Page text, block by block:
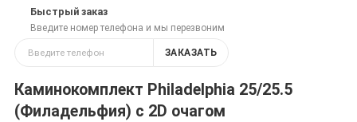
Быстрый заказ
Введите номер телефона и мы перезвоним
ЗАКАЗАТЬ
Каминокомплект Philadelphia 25/25.5
(Филадельфия) с 2D очагом